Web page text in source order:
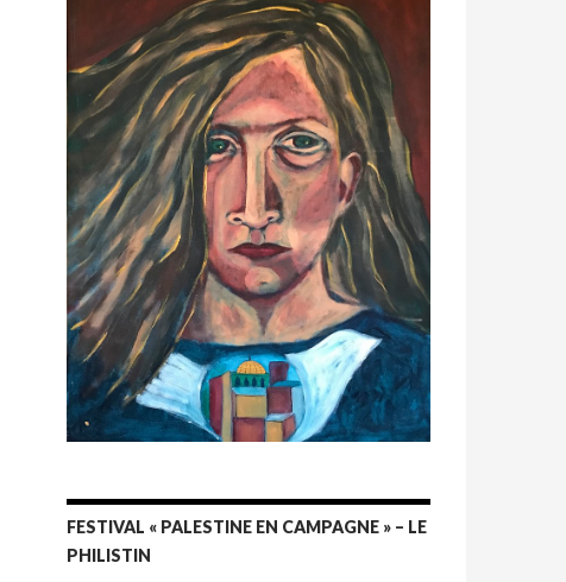
FESTIVAL « PALESTINE EN CAMPAGNE » – LE
PHILISTIN